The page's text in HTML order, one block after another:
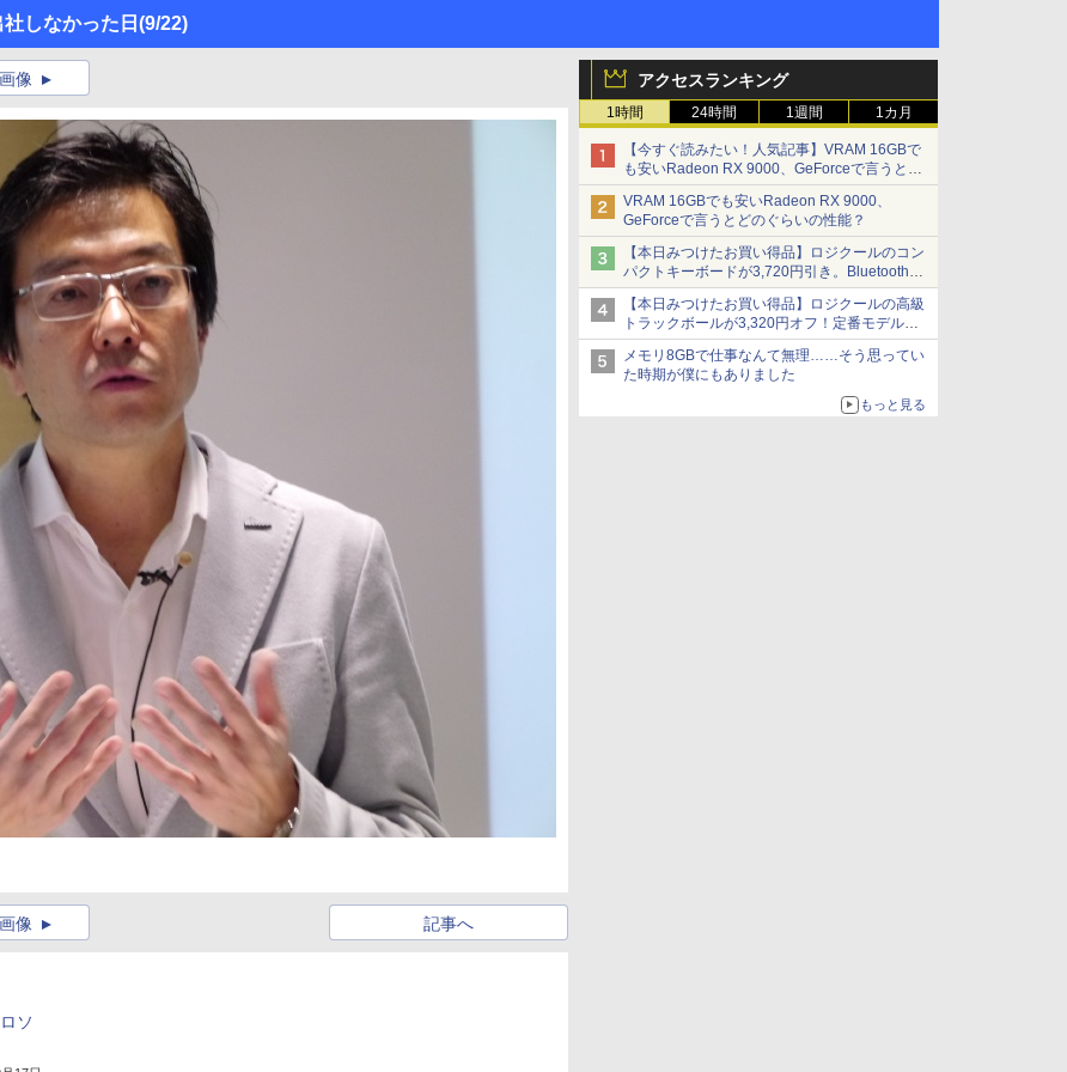
しなかった日 (9/22)
アクセスランキング
1時間 24時間 1週間 1カ月
【今すぐ読みたい！人気記事】VRAM 16GBで
も安いRadeon RX 9000、GeForceで言うとど
のぐらいの性能？ - PC Watch
VRAM 16GBでも安いRadeon RX 9000、
GeForceで言うとどのぐらいの性能？
【本日みつけたお買い得品】ロジクールのコン
パクトキーボードが3,720円引き。Bluetoothで3
台接続対応
【本日みつけたお買い得品】ロジクールの高級
トラックボールが3,320円オフ！定番モデルも
5,280円に割引中
メモリ8GBで仕事なんて無理……そう思ってい
た時期が僕にもありました
もっと見る
像
記事へ
像
ソ